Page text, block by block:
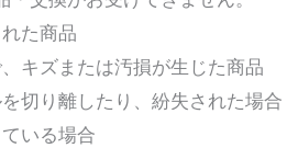
た商品
キズまたは汚損が生じた商品
切り離したり、紛失された場合
いる場合